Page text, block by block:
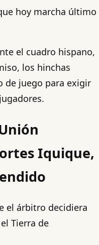
hoy marcha último
el cuadro hispano,
los hinchas
de juego para exigir
Iquique,
el árbitro decidiera
Tierra de